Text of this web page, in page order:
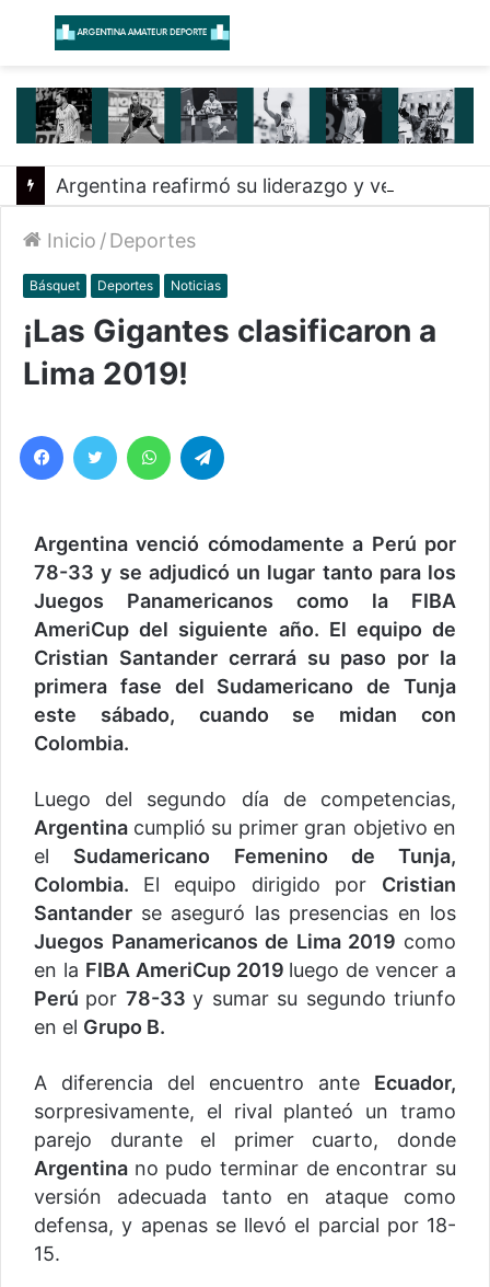
Menú
Inicio /Deportes
Básquet Deportes Noticias
¡Las Gigantes clasificaron a
Lima 2019!
Argentina venció cómodamente a Perú por
78-33 y se adjudicó un lugar tanto para los
Juegos Panamericanos como la FIBA
AmeriCup del siguiente año. El equipo de
Cristian Santander cerrará su paso por la
primera fase del Sudamericano de Tunja
este sábado, cuando se midan con
Colombia.
Luego del segundo día de competencias,
Argentina cumplió su primer gran objetivo en
el Sudamericano Femenino de Tunja,
Colombia. El equipo dirigido por Cristian
Santander se aseguró las presencias en los
Juegos Panamericanos de Lima 2019 como
en la FIBA AmeriCup 2019 luego de vencer a
Perú por 78-33y sumar su segundo triunfo
en el Grupo B.
A diferencia del encuentro ante Ecuador,
sorpresivamente, el rival planteó un tramo
parejo durante el primer cuarto, donde
Argentina no pudo terminar de encontrar su
versión adecuada tanto en ataque como
defensa, y apenas se llevó el parcial por 18-
15.